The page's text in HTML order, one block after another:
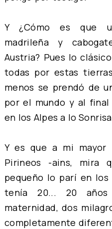
Y ¿Cómo es que
madrileña y
Austria? Pues lo
todas por estas
menos se prendó de
por el mundo y al final
en los Alpes a lo
Y es que a mi
Pirineos -ains,
pequeño lo parí en los
tenía 20... 20
maternidad, dos
completamente